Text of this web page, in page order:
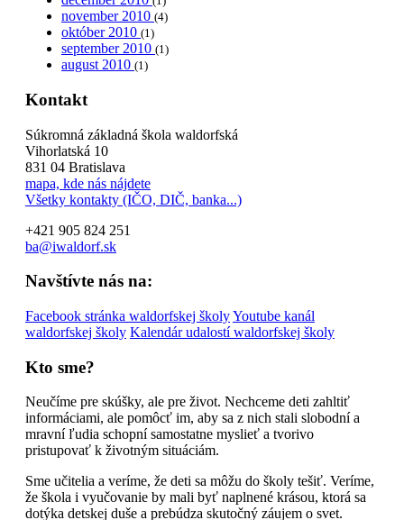
november 2010 (4)
október 2010 (1)
september 2010 (1)
august 2010 (1)
Kontakt
Súkromná základná škola waldorfská
Vihorlatská 10
831 04 Bratislava
mapa, kde nás nájdete
Všetky kontakty (IČO, DIČ, banka...)
+421 905 824 251
ba@iwaldorf.sk
Navštívte nás na:
Facebook stránka waldorfskej školyYoutube kanál
waldorfskej školy Kalendár udalostí waldorfskej školy
Kto sme?
Neučíme pre skúšky, ale pre život. Nechceme deti zahltiť
informáciami, ale pomôcť im, aby sa z nich stali slobodní a
mravní ľudia schopní samostatne myslieť a tvorivo
pristupovať k životným situáciám.
Sme učitelia a veríme, že deti sa môžu do školy tešiť. Veríme,
že škola i vyučovanie by mali byť naplnené krásou, ktorá sa
dotýka detskej duše a prebúdza skutočný záujem o svet.